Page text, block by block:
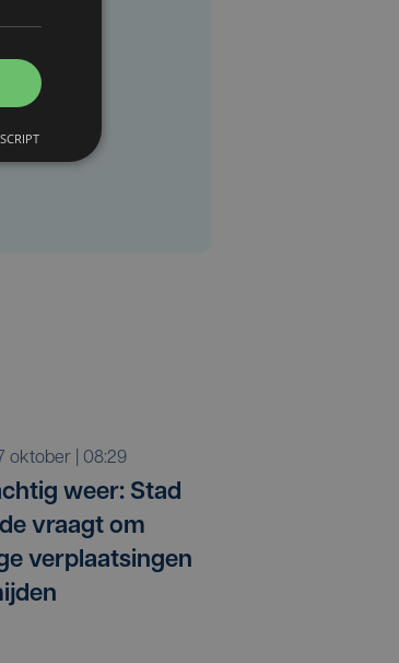
oktober | 08:29
weer: Stad
vraagt om
verplaatsingen